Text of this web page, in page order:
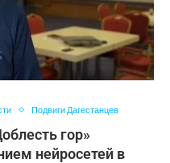
Подвиги Дагестанцев
гор»
нейросетей в